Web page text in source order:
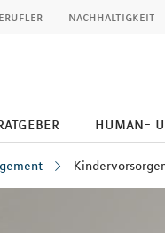
nachhaltigkeit
human-